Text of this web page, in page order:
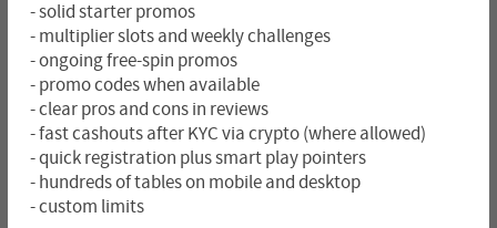
- solid starter promos
- multiplier slots and weekly challenges
- ongoing free-spin promos
- promo codes when available
- clear pros and cons in reviews
- fast cashouts after KYC via crypto (where allowed)
- quick registration plus smart play pointers
- hundreds of tables on mobile and desktop
- custom limits